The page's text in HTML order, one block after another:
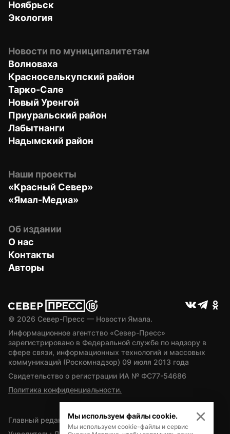
Ноябрьск
Экология
Новости по муниципалитетам
Волноваха
Красноселькупский район
Тарко-Сале
Новый Уренгой
Приуральский район
Лабытнанги
Надымский район
Наши проекты
«Красный Север»
«Ямал-Медиа»
Об издании
О нас
Контакты
Авторы
© 2026 Север-Пресс — Новости Ямала.
Информационное агентство «Север-Пресс»
зарегистрировано в Федеральной службе по надзору в
сфере связи, информационных технологий и массовых
коммуникаций (Роскомнадзор) 09 июля 2013 года
Свидетельство о регистрации ИА № ФС77-54686
Политика конфиденциальности.
Главный редактор — А.Л. Поздеев
Мы используем файлы cookie.
Мы используем cookie-файлы и сервис